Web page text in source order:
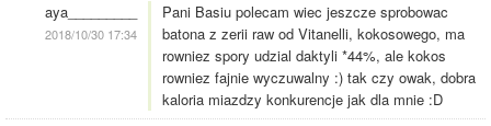
aya_________
2018/10/30 17:34
Pani Basiu polecam wiec jeszcze sprobowac
batona z zerii raw od Vitanelli, kokosowego, ma
rowniez spory udzial daktyli *44%, ale kokos
rowniez fajnie wyczuwalny :) tak czy owak, dobra
kaloria miazdzy konkurencje jak dla mnie :D